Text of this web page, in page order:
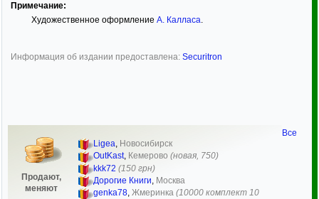
Примечание:
Художественное оформление А. Калласа.
Информация об издании предоставлена: Securitron
Продают,
меняют
Ligea, Новосибирск
OutKast, Кемерово (новая, 750)
kkk72 (150 грн)
Дорогие Книги, Москва
genka78, Жмеринка (10000 комплект 10
Все